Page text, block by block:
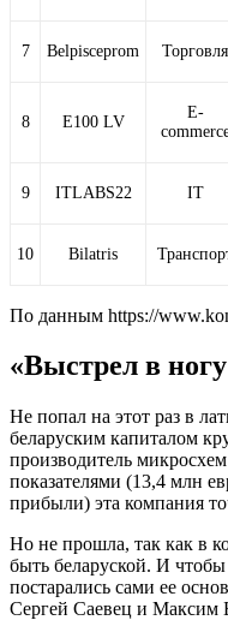
7 Belpisceprom Торговля
8 E100 LV
E-
9 ITLABS22 IT
10 Bilatris
По данным https://
«Выстрел в
Не попал на этот раз в
беларуским капиталом
производитель
показателями (13,4 млн
прибыли) эта компания
Но не прошла, так как в
быть беларуской. И
постарались сами ее
Сергей Саевец и Максим